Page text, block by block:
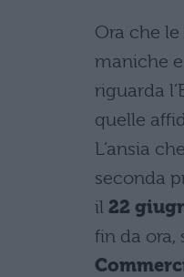
Ora che
maniche
riguarda
quelle
L’ansia
seconda
il 22
fin da ora,